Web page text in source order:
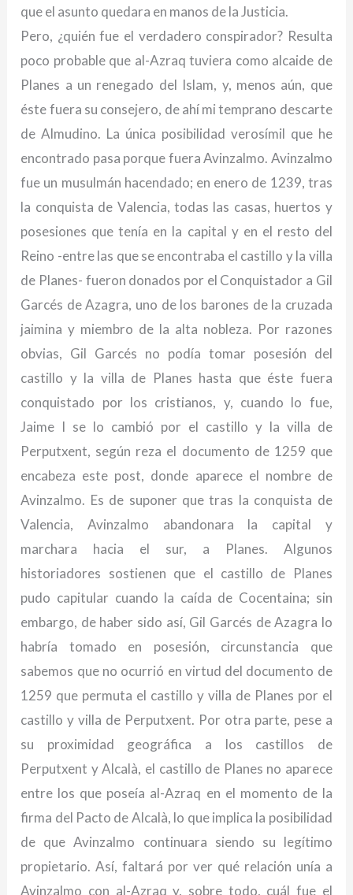
que el asunto quedara en manos de la Justicia.
Pero, ¿quién fue el verdadero conspirador? Resulta
poco probable que al-Azraq tuviera como alcaide de
Planes a un renegado del Islam, y, menos aún, que
éste fuera su consejero, de ahí mi temprano descarte
de Almudino. La única posibilidad verosímil que he
encontrado pasa porque fuera Avinzalmo. Avinzalmo
fue un musulmán hacendado; en enero de 1239, tras
la conquista de Valencia, todas las casas, huertos y
posesiones que tenía en la capital y en el resto del
Reino -entre las que se encontraba el castillo y la villa
de Planes- fueron donados por el Conquistador a Gil
Garcés de Azagra, uno de los barones de la cruzada
jaimina y miembro de la alta nobleza. Por razones
obvias, Gil Garcés no podía tomar posesión del
castillo y la villa de Planes hasta que éste fuera
conquistado por los cristianos, y, cuando lo fue,
Jaime I se lo cambió por el castillo y la villa de
Perputxent, según reza el documento de 1259 que
encabeza este post, donde aparece el nombre de
Avinzalmo. Es de suponer que tras la conquista de
Valencia, Avinzalmo abandonara la capital y
marchara hacia el sur, a Planes. Algunos
historiadores sostienen que el castillo de Planes
pudo capitular cuando la caída de Cocentaina; sin
embargo, de haber sido así, Gil Garcés de Azagra lo
habría tomado en posesión, circunstancia que
sabemos que no ocurrió en virtud del documento de
1259 que permuta el castillo y villa de Planes por el
castillo y villa de Perputxent. Por otra parte, pese a
su proximidad geográfica a los castillos de
Perputxent y Alcalà, el castillo de Planes no aparece
entre los que poseía al-Azraq en el momento de la
firma del Pacto de Alcalà, lo que implica la posibilidad
de que Avinzalmo continuara siendo su legítimo
propietario. Así, faltará por ver qué relación unía a
Avinzalmo con al-Azraq y, sobre todo, cuál fue el